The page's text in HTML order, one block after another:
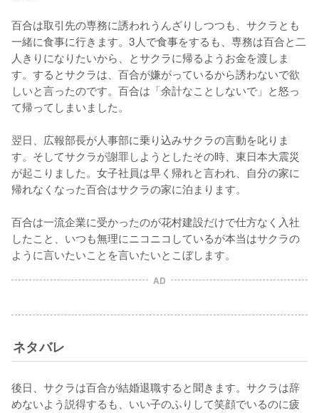
百合は取引先の専務に誘われうんざりしつつも、サクラとも
一緒に食事に行きます。3人で食事をするも、専務は百合と二
人きりになりたいから、とサクラに帰るようお金を渡しま
す。するとサクラは、百合が嫌がっているから誘わないで欲
しいと言ったのです。百合は「余計なことしないで」と怒っ
て帰ってしまいました。
翌日、広報部長が人事部に乗り込みサクラの言動を叱りま
す。そしてサクラが謝罪しようとしたその時、東日本大震災
が起こりました。女子社員は早く帰れと言われ、自分の家に
帰れなくなった百合はサクラの家に泊まります。
百合は一流企業に受かったのが花村建設だけで仕方なく入社
したこと、いつも無理にニコニコしているが本当はサクラの
ように言いたいことを言いたいとこぼします。
AD
ネタバレ
後日、サクラは百合が結婚退職すると聞きます。サクラは辞
めないよう説得するも、いい子のふりして笑顔でいるのに疲